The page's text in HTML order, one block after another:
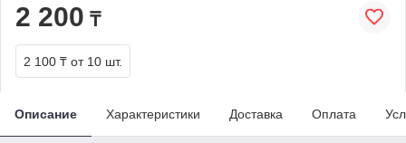
2 200 ₸
2 100 ₸ от 10 шт.
Описание Характеристики Доставка Оплата